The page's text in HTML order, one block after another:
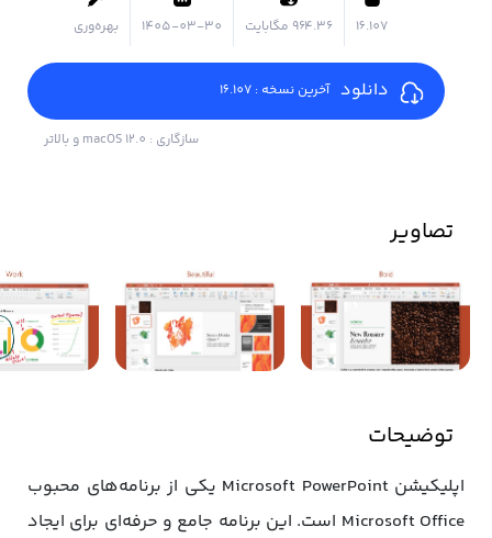
16.107 ۹۶۴.۳۶ مگابایت 1405-03-30 بهره‌وری
دانلود آخرین نسخه : 16.107
سازگاری : macOS 12.0 و بالاتر
تصاویر
توضیحات
اپلیکیشن Microsoft PowerPoint یکی از برنامه‌های محبوب
Microsoft Office است. این برنامه جامع و حرفه‌ای برای ایجاد